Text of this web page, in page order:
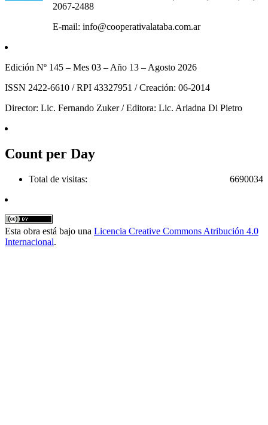
2067-2488
E-mail: info@cooperativalataba.com.ar
Edición Nº 145 – Mes 03 – Año 13 – Agosto 2026
ISSN 2422-6610 / RPI 43327951 / Creación: 06-2014
Director: Lic. Fernando Zuker / Editora: Lic. Ariadna Di Pietro
Count per Day
6690034
Total de visitas:
Esta obra está bajo una Licencia Creative Commons Atribución 4.0
Internacional.